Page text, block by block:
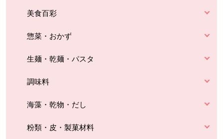
美食百彩
惣菜・おかず
生麺・乾麺・パスタ
調味料
海藻・乾物・だし
粉類・皮・製菓材料